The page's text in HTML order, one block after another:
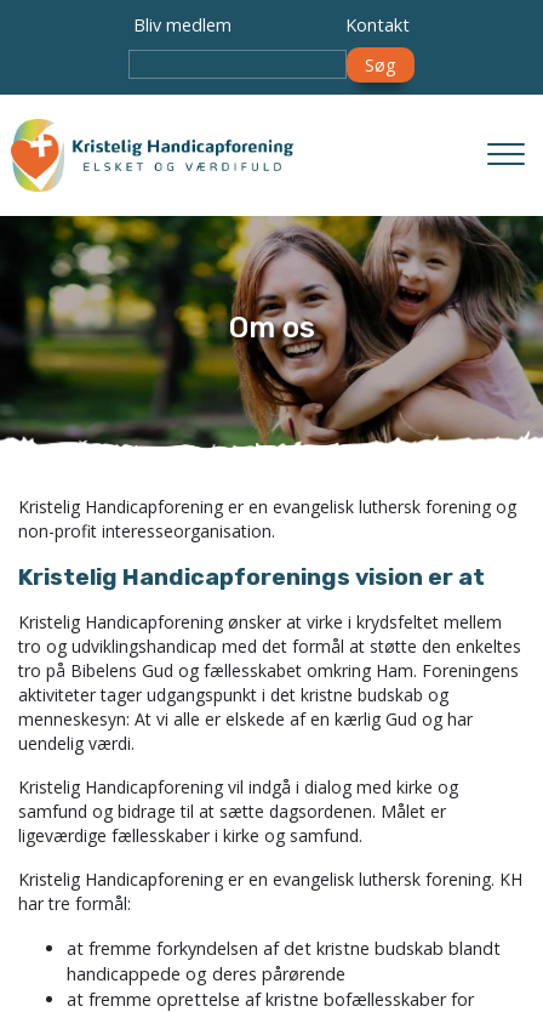
Bliv medlem Kontakt
Om os
Kristelig Handicapforening er en evangelisk luthersk forening og
non-profit interesseorganisation.
Kristelig Handicapforenings vision er at
Kristelig Handicapforening ønsker at virke i krydsfeltet mellem
tro og udviklingshandicap med det formål at støtte den enkeltes
tro på Bibelens Gud og fællesskabet omkring Ham. Foreningens
aktiviteter tager udgangspunkt i det kristne budskab og
menneskesyn: At vi alle er elskede af en kærlig Gud og har
uendelig værdi.
Kristelig Handicapforening vil indgå i dialog med kirke og
samfund og bidrage til at sætte dagsordenen. Målet er
ligeværdige fællesskaber i kirke og samfund.
Kristelig Handicapforening er en evangelisk luthersk forening. KH
har tre formål:
at fremme forkyndelsen af det kristne budskab blandt
handicappede og deres pårørende
at fremme oprettelse af kristne bofællesskaber for